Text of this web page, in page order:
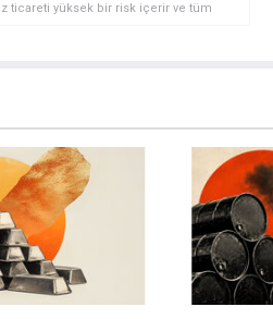
ticareti yüksek bir risk içerir ve tüm
veya fxstreet.comtarafından bu
olarak verilmiştir ve yatırım
olarak ortaya çıkabilecek
kabul etmemektedir.